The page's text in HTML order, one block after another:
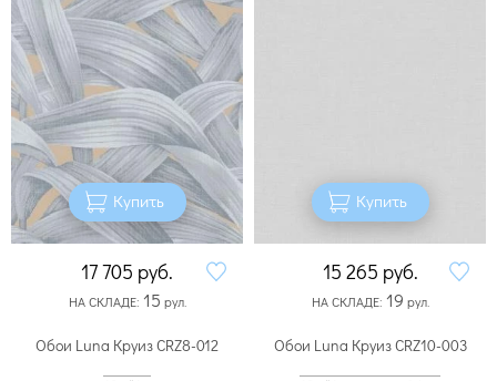
Купить
17 705 руб.
НА СКЛАДЕ: 15 рул.
Купить
15 265 руб.
НА СКЛАДЕ: 19 рул.
Обои Luna Круиз CRZ8-012
Обои Luna Круиз CRZ10-003